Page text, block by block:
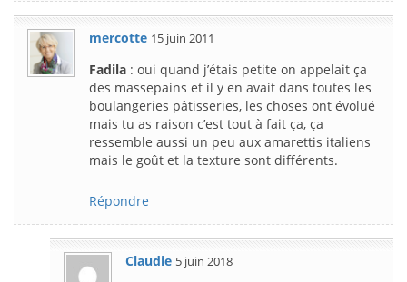
mercotte 15 juin 2011
Fadila : oui quand j’étais petite on appelait ça
des massepains et il y en avait dans toutes les
boulangeries pâtisseries, les choses ont évolué
mais tu as raison c’est tout à fait ça, ça
ressemble aussi un peu aux amarettis italiens
mais le goût et la texture sont différents.
Répondre
Claudie 5 juin 2018